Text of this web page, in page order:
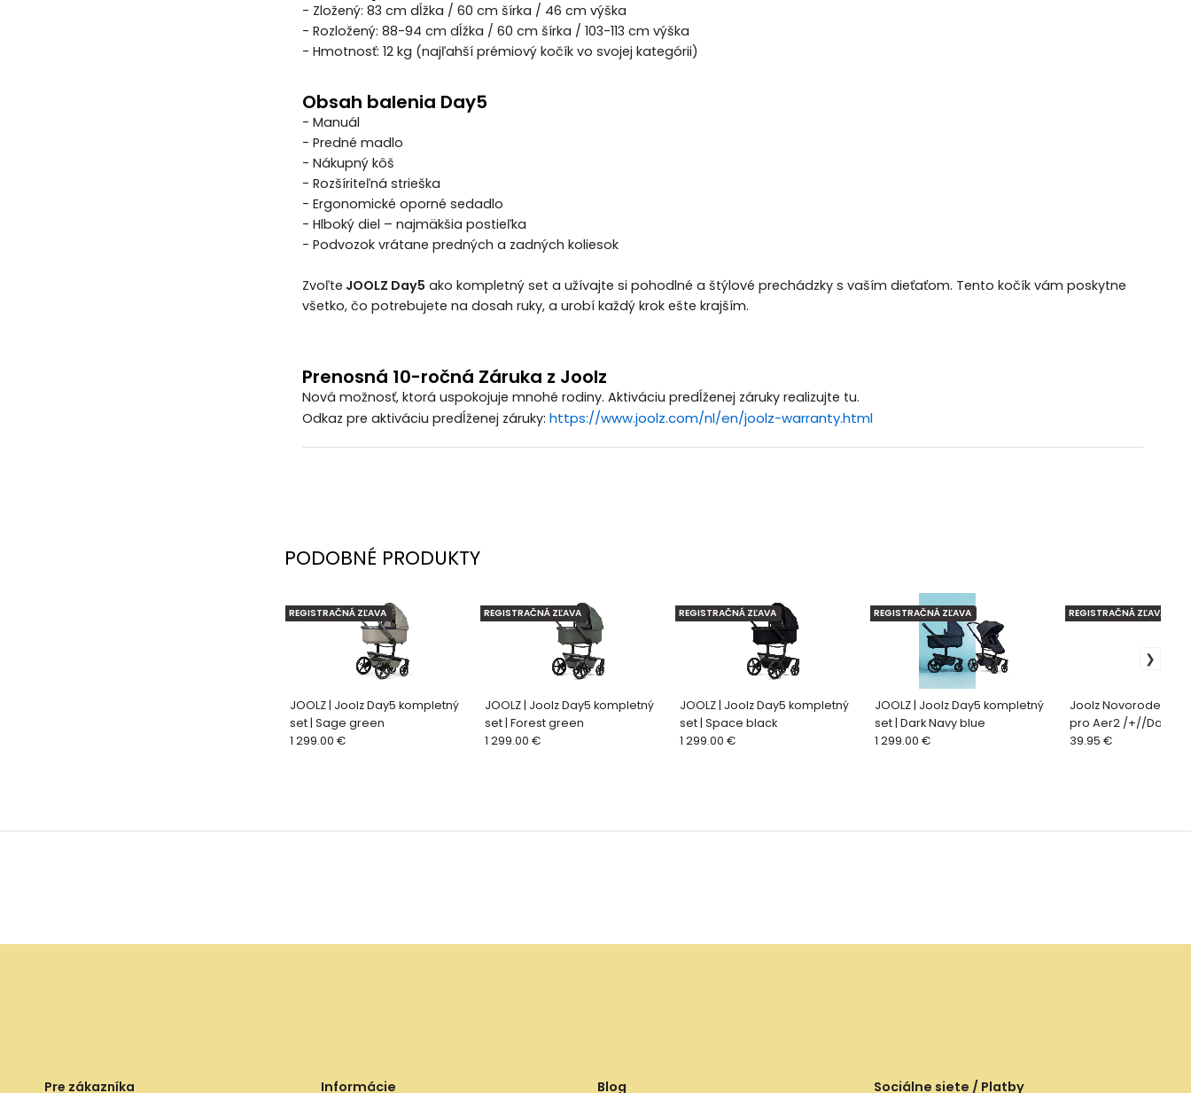
- Zložený: 83 cm dĺžka / 60 cm šírka / 46 cm výška
- Rozložený: 88-94 cm dĺžka / 60 cm šírka / 103-113 cm výška
- Hmotnosť: 12 kg (najľahší prémiový kočík vo svojej kategórii)
Obsah balenia Day5
- Manuál
- Predné madlo
- Nákupný kôš
- Rozšíriteľná strieška
- Ergonomické oporné sedadlo
- Hlboký diel – najmäkšia postieľka
- Podvozok vrátane predných a zadných koliesok
Zvoľte JOOLZ Day5 ako kompletný set a užívajte si pohodlné a štýlové prechádzky s vaším dieťaťom. Tento kočík vám poskytne
všetko, čo potrebujete na dosah ruky, a urobí každý krok ešte krajším.
Prenosná 10-ročná Záruka z Joolz
Nová možnosť, ktorá uspokojuje mnohé rodiny. Aktiváciu predĺženej záruky realizujte tu.
Odkaz pre aktiváciu predĺženej záruky: https://www.joolz.com/nl/en/joolz-warranty.html
PODOBNÉ PRODUKTY
JOOLZ | Joolz Day5 kompletný
set | Sage green
REGISTRAČNÁ ZĽAVA
1 299.00 €
JOOLZ | Joolz Day5 kompletný
set | Forest green
REGISTRAČNÁ ZĽAVA
1 299.00 €
JOOLZ | Joolz Day5 kompletný
set | Space black
REGISTRAČNÁ ZĽAVA
1 299.00 €
JOOLZ | Joolz Day5 kompletný
set | Dark Navy blue
REGISTRAČNÁ ZĽAVA
1 299.00 €
Joolz
pro Aer2 /+//Day5 |
taupe
REGISTRAČNÁ ZĽAVA
39.95 €
Pre zákazníka Informácie Blog Sociálne siete / Platby